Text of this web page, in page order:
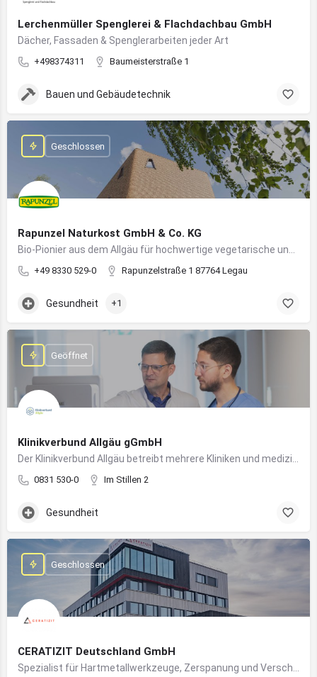
Lerchenmüller Spenglerei & Flachdachbau GmbH
Dächer, Fassaden & Spenglerarbeiten jeder Art
+498374311 Baumeisterstraße 1
Bauen und Gebäudetechnik
Rapunzel Naturkost GmbH & Co. KG
+49 8330 529-0 Rapunzelstraße 1 87764 Legau
Geschlossen
Gesundheit +1
Klinikverbund Allgäu gGmbH
0831 530-0 Im Stillen 2
Geöffnet
Gesundheit
CERATIZIT Deutschland GmbH
Geschlossen